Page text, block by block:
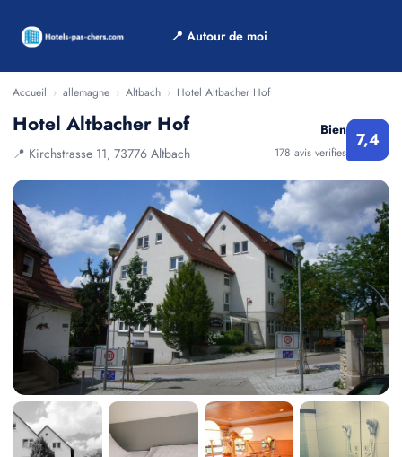
📍 Autour de moi
Accueil › allemagne › Altbach › Hotel Altbacher Hof
Hotel Altbacher Hof
📍 Kirchstrasse 11, 73776 Altbach
Bien
178 avis verifies
7,4